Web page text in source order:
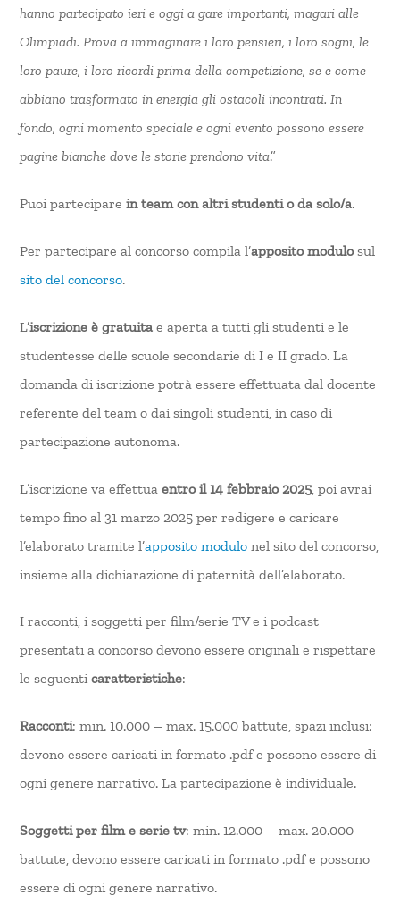
hanno partecipato ieri e oggi a gare importanti, magari alle
Olimpiadi. Prova a immaginare i loro pensieri, i loro sogni, le
loro paure, i loro ricordi prima della competizione, se e come
abbiano trasformato in energia gli ostacoli incontrati. In
fondo, ogni momento speciale e ogni evento possono essere
pagine bianche dove le storie prendono vita.”
Puoi parteciparein team con altri studenti o da solo/a.
Per partecipare al concorso compila l’apposito modulosul
sito del concorso.
L’iscrizione è gratuita e aperta a tutti gli studenti e le
studentesse delle scuole secondarie di I e II grado. La
domanda di iscrizione potrà essere effettuata dal docente
referente del team o dai singoli studenti, in caso di
partecipazione autonoma.
L’iscrizione va effettuaentro il 14 febbraio 2025 , poi avrai
tempo fino al 31 marzo 2025 per redigere e caricare
l’elaborato tramite l’apposito modulo nel sito del concorso,
insieme alla dichiarazione di paternità dell’elaborato.
I racconti, i soggetti per film/serie TV e i podcast
presentati a concorso devono essere originali e rispettare
le seguenticaratteristiche:
Racconti: min. 10.000 – max. 15.000 battute, spazi inclusi;
devono essere caricati in formato .pdf e possono essere di
ogni genere narrativo. La partecipazione è individuale.
Soggetti per film e serie tv: min. 12.000 – max. 20.000
battute, devono essere caricati in formato .pdf e possono
essere di ogni genere narrativo.